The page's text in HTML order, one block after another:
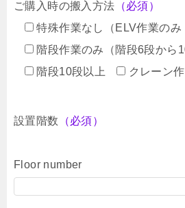
ご購入時の搬入方法 （必須）
特殊作業なし（ELV作業のみ
階段作業のみ（階段6段から
階段10段以上
クレーン
設置階数 （必須）
Floor number